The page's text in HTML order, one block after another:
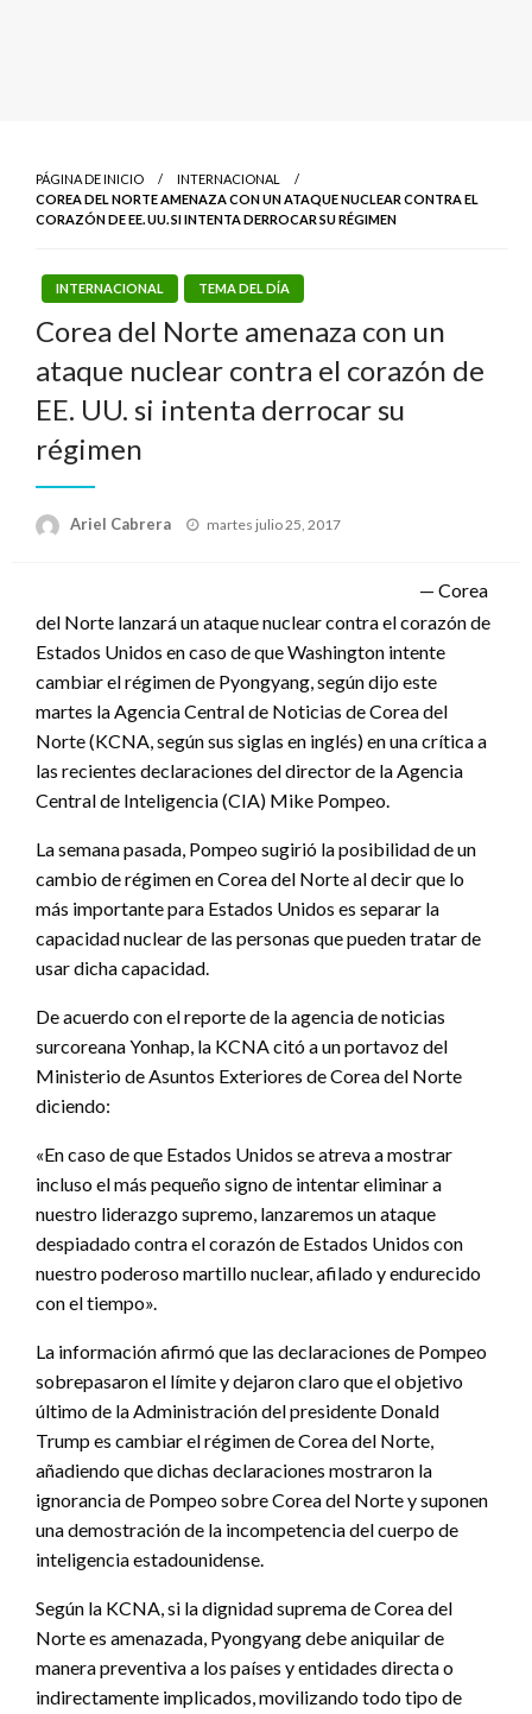
PÁGINA DE INICIO
INTERNACIONAL
COREA DEL NORTE AMENAZA CON UN ATAQUE NUCLEAR CONTRA EL
CORAZÓN DE EE. UU. SI INTENTA DERROCAR SU RÉGIMEN
INTERNACIONAL TEMA DEL DÍA
Corea del Norte amenaza con un
ataque nuclear contra el corazón de
EE. UU. si intenta derrocar su
régimen
Ariel Cabrera
Publicado
martes julio 25, 2017
— Corea
del Norte lanzará un ataque nuclear contra el corazón de
Estados Unidos en caso de que Washington intente
cambiar el régimen de Pyongyang, según dijo este
martes la Agencia Central de Noticias de Corea del
Norte (KCNA, según sus siglas en inglés) en una crítica a
las recientes declaraciones del director de la Agencia
Central de Inteligencia (CIA) Mike Pompeo.
La semana pasada, Pompeo sugirió la posibilidad de un
cambio de régimen en Corea del Norte al decir que lo
más importante para Estados Unidos es separar la
capacidad nuclear de las personas que pueden tratar de
usar dicha capacidad.
De acuerdo con el reporte de la agencia de noticias
surcoreana Yonhap, la KCNA citó a un portavoz del
Ministerio de Asuntos Exteriores de Corea del Norte
diciendo:
«En caso de que Estados Unidos se atreva a mostrar
incluso el más pequeño signo de intentar eliminar a
nuestro liderazgo supremo, lanzaremos un ataque
despiadado contra el corazón de Estados Unidos con
nuestro poderoso martillo nuclear, afilado y endurecido
con el tiempo».
La información afirmó que las declaraciones de Pompeo
sobrepasaron el límite y dejaron claro que el objetivo
último de la Administración del presidente Donald
Trump es cambiar el régimen de Corea del Norte,
añadiendo que dichas declaraciones mostraron la
ignorancia de Pompeo sobre Corea del Norte y suponen
una demostración de la incompetencia del cuerpo de
inteligencia estadounidense.
Según la KCNA, si la dignidad suprema de Corea del
Norte es amenazada, Pyongyang debe aniquilar de
manera preventiva a los países y entidades directa o
indirectamente implicados, movilizando todo tipo de